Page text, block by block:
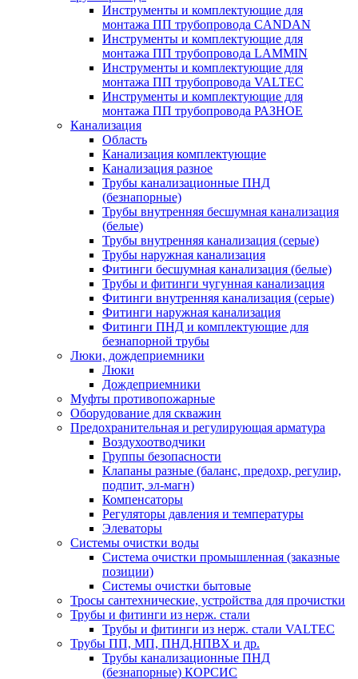
Инструменты и комплектующие для
монтажа ПП трубопровода CANDAN
Инструменты и комплектующие для
монтажа ПП трубопровода LAMMIN
Инструменты и комплектующие для
монтажа ПП трубопровода VALTEC
Инструменты и комплектующие для
монтажа ПП трубопровода РАЗНОЕ
Канализация
Область
Канализация комплектующие
Канализация разное
Трубы канализационные ПНД
(безнапорные)
Трубы внутренняя бесшумная канализация
(белые)
Трубы внутренняя канализация (серые)
Трубы наружная канализация
Фитинги бесшумная канализация (белые)
Трубы и фитинги чугунная канализация
Фитинги внутренняя канализация (серые)
Фитинги наружная канализация
Фитинги ПНД и комплектующие для
безнапорной трубы
Люки, дождеприемники
Люки
Дождеприемники
Муфты противопожарные
Оборудование для скважин
Предохранительная и регулирующая арматура
Воздухоотводчики
Группы безопасности
Клапаны разные (баланс, предохр, регулир,
подпит, эл-магн)
Компенсаторы
Регуляторы давления и температуры
Элеваторы
Системы очистки воды
Система очистки промышленная (заказные
позиции)
Системы очистки бытовые
Тросы сантехнические, устройства для прочистки
Трубы и фитинги из нерж. стали
Трубы и фитинги из нерж. стали VALTEC
Трубы ПП, МП, ПНД,НПВХ и др.
Трубы канализационные ПНД
(безнапорные) КОРСИС